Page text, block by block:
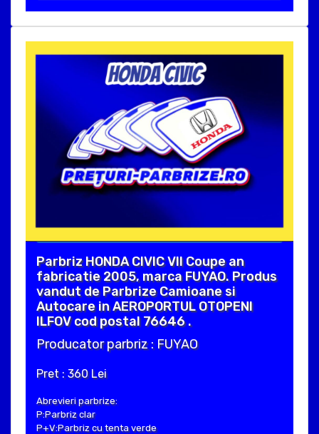
Parbriz HONDA CIVIC VII Coupe an
fabricatie 2005, marca FUYAO. Produs
vandut de Parbrize Camioane si
Autocare in AEROPORTUL OTOPENI
ILFOV cod postal 76646 .
Producator parbriz : FUYAO
Pret : 360 Lei
Abrevieri parbrize:
P:Parbriz clar
P+V:Parbriz cu tenta verde